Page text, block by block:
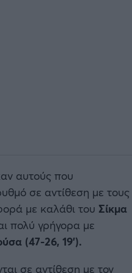
αυτούς που
σε αντίθεση με τους
με καλάθι του Σίκμα
πολύ γρήγορα με
(47-26, 19').
σε αντίθεση με τον